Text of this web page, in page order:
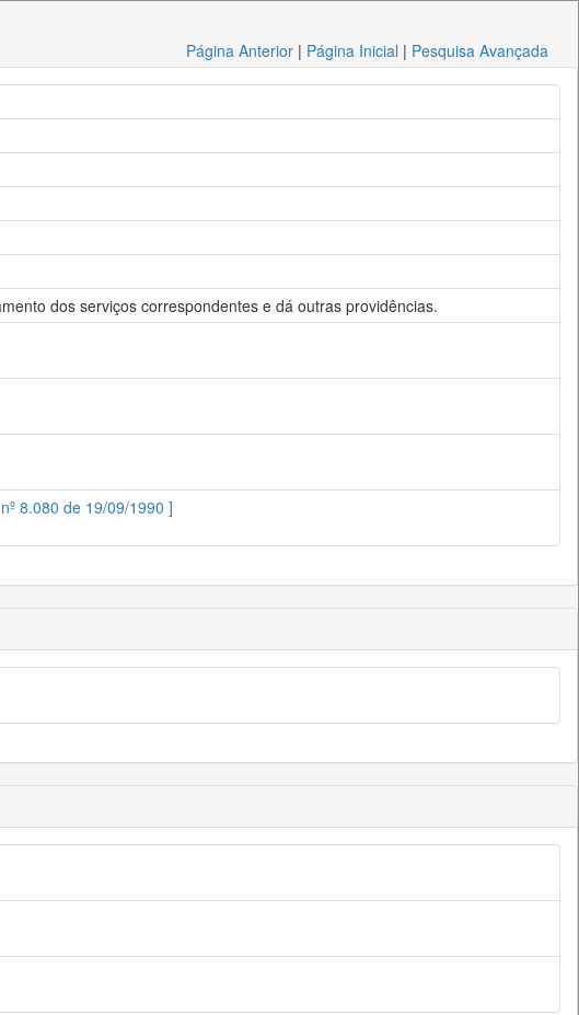
Página Anterior | Página Inicial | Pesquisa Avançada
dos serviços correspondentes e dá outras providências.
8.080 de 19/09/1990 ]